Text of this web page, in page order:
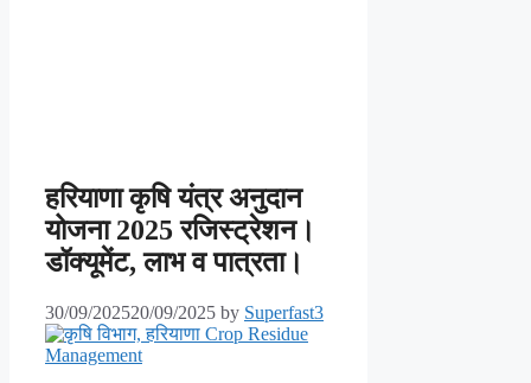
हरियाणा कृषि यंत्र अनुदान
योजना 2025 रजिस्ट्रेशन।
डॉक्यूमेंट, लाभ व पात्रता।
30/09/202520/09/2025 by Superfast3